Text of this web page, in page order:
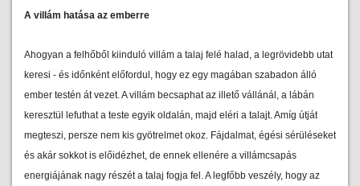
A villám hatása az emberre
Ahogyan a felhőből kiinduló villám a talaj felé halad, a legrövidebb utat
keresi - és időnként előfordul, hogy ez egy magában szabadon álló
ember testén át vezet. A villám becsaphat az illető vállánál, a lábán
keresztül lefuthat a teste egyik oldalán, majd eléri a talajt. Amíg útját
megteszi, persze nem kis gyötrelmet okoz. Fájdalmat, égési sérüléseket
és akár sokkot is előidézhet, de ennek ellenére a villámcsapás
energiájának nagy részét a talaj fogja fel. A legfőbb veszély, hogy az